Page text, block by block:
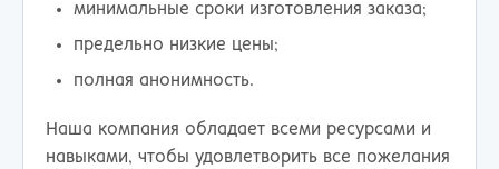
минимальные сроки изготовления заказа;
предельно низкие цены;
полная анонимность.
Наша компания обладает всеми ресурсами и
навыками, чтобы удовлетворить все пожелания